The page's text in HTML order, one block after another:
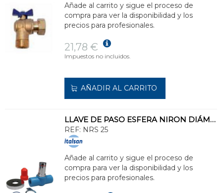
Añade al carrito y sigue el proceso de
compra para ver la disponibilidad y los
precios para profesionales.
21,78 €
Impuestos no incluidos.
AÑADIR AL CARRITO
LLAVE DE PASO ESFERA NIRON DIÁMETRO 25
REF: NRS 25
Añade al carrito y sigue el proceso de
compra para ver la disponibilidad y los
precios para profesionales.